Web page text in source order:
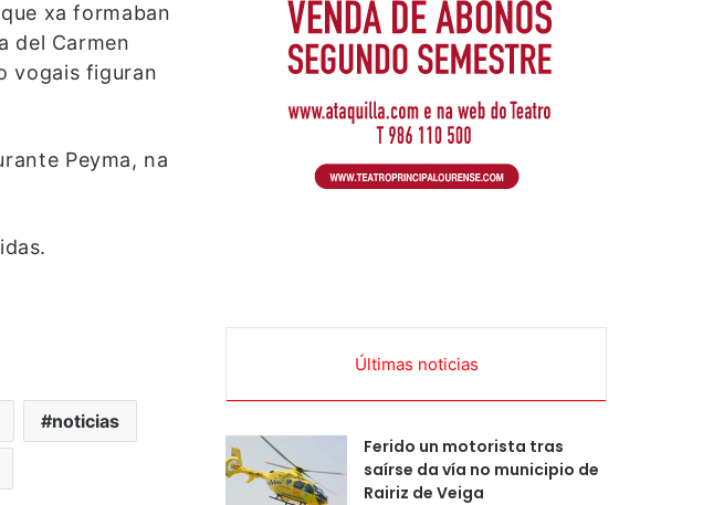
xa formaban
del Carmen
vogais figuran
Peyma, na
noticias
Últimas noticias
Ferido un motorista tras
saírse da vía no municipio de
Rairiz de Veiga